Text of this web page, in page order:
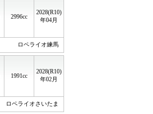
2996cc
2028(R10)
年04月
ロペライオ練馬
1991cc
2028(R10)
年02月
ロペライオさいたま